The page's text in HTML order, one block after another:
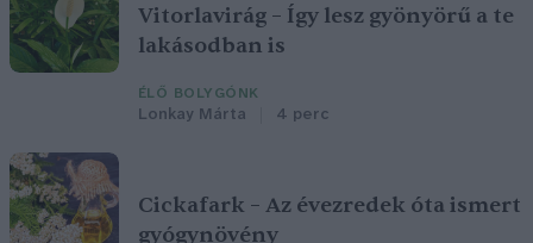
Vitorlavirág – Így lesz gyönyörű a te
lakásodban is
ÉLŐ BOLYGÓNK
Lonkay Márta 4 perc
Cickafark – Az évezredek óta ismert
gyógynövény